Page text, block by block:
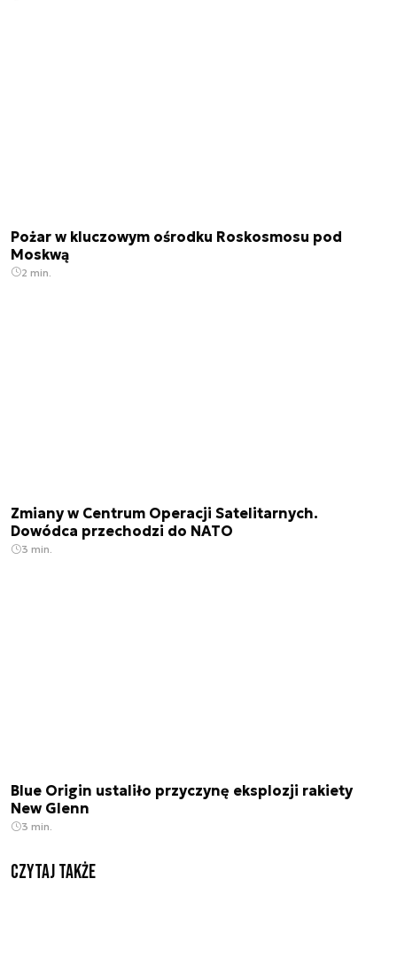
Pożar w kluczowym ośrodku Roskosmosu pod
Moskwą
2 min.
Zmiany w Centrum Operacji Satelitarnych.
Dowódca przechodzi do NATO
3 min.
Blue Origin ustaliło przyczynę eksplozji rakiety
New Glenn
3 min.
Czytaj także